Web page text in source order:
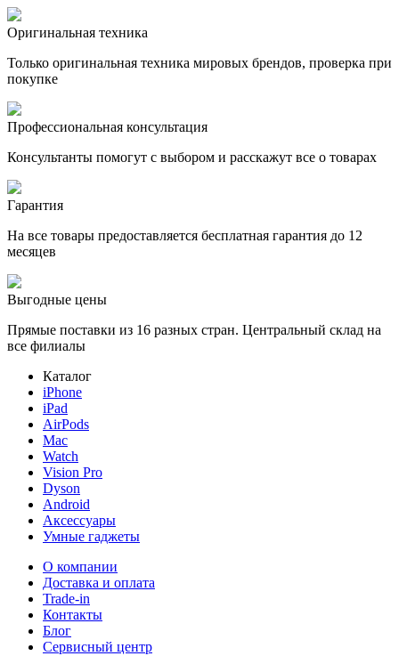
Оригинальная техника
Только оригинальная техника мировых брендов, проверка при
покупке
Профессиональная консультация
Консультанты помогут с выбором и расскажут все о товарах
Гарантия
На все товары предоставляется бесплатная гарантия до 12
месяцев
Выгодные цены
Прямые поставки из 16 разных стран. Центральный склад на
все филиалы
Каталог
iPhone
iPad
AirPods
Mac
Watch
Vision Pro
Dyson
Android
Аксессуары
Умные гаджеты
О компании
Доставка и оплата
Trade-in
Контакты
Блог
Сервисный центр